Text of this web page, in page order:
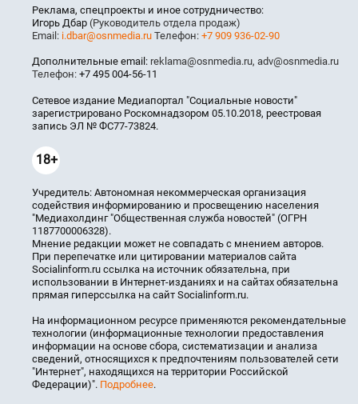
Реклама, спецпроекты и иное сотрудничество:
Игорь Дбар (Руководитель отдела продаж)
Email: i.dbar@osnmedia.ru Телефон: +7 909 936-02-90
Дополнительные email: reklama@osnmedia.ru, adv@osnmedia.ru
Телефон: +7 495 004-56-11
Сетевое издание Медиапортал "Социальные новости"
зарегистрировано Роскомнадзором 05.10.2018, реестровая
запись ЭЛ № ФС77-73824.
18+
Учредитель: Автономная некоммерческая организация
содействия информированию и просвещению населения
"Медиахолдинг "Общественная служба новостей" (ОГРН
1187700006328).
Мнение редакции может не совпадать с мнением авторов.
При перепечатке или цитировании материалов сайта
Socialinform.ru ссылка на источник обязательна, при
использовании в Интернет-изданиях и на сайтах обязательна
прямая гиперссылка на сайт Socialinform.ru.
На информационном ресурсе применяются рекомендательные
технологии (информационные технологии предоставления
информации на основе сбора, систематизации и анализа
сведений, относящихся к предпочтениям пользователей сети
"Интернет", находящихся на территории Российской
Федерации)". Подробнее.